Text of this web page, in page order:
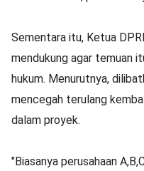
Sementara itu, Ketua
mendukung agar temuan
hukum. Menurutnya,
mencegah terulang
dalam proyek.
"Biasanya perusahaan